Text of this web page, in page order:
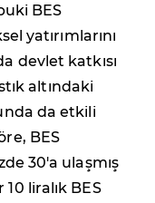
BES
yatırımlarını
devlet katkısı
altındaki
da etkili
BES
30'a ulaşmış
liralık BES